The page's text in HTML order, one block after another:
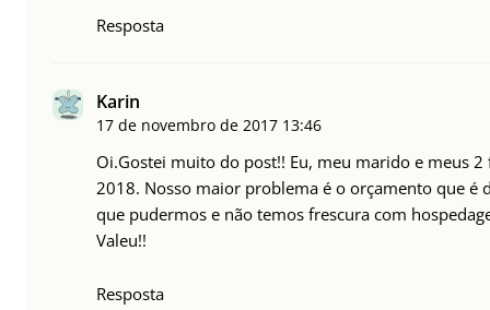
Resposta
Karin
17 de novembro de 2017 13:46
Oi.Gostei muito do post!! Eu, meu marido e meus
2018. Nosso maior problema é o orçamento que é
que pudermos e não temos frescura com
Valeu!!
Resposta